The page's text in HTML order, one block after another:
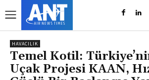
HAVACILIK
Temel Kotil:
Uçak Projesi KAAN,